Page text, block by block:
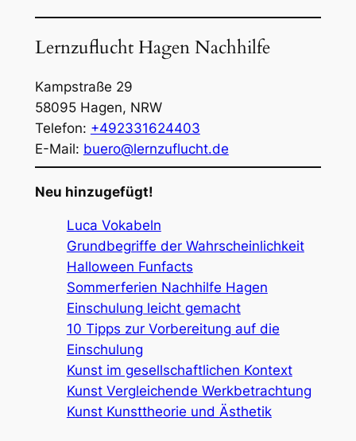
Lernzuflucht Hagen Nachhilfe
Kampstraße 29
58095Hagen, NRW
Telefon: +492331624403
E-Mail: buero@lernzuflucht.de
Neu hinzugefügt!
Luca Vokabeln
Grundbegriffe der Wahrscheinlichkeit
Halloween Funfacts
Sommerferien Nachhilfe Hagen
Einschulung leicht gemacht
10 Tipps zur Vorbereitung auf die
Einschulung
Kunst im gesellschaftlichen Kontext
Kunst Vergleichende Werkbetrachtung
Kunst Kunsttheorie und Ästhetik